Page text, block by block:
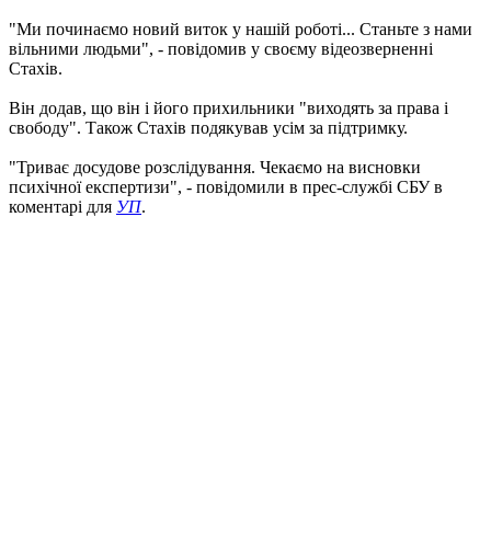
"Ми починаємо новий виток у нашій роботі... Станьте з нами
вільними людьми", - повідомив у своєму відеозверненні
Стахів.
Він додав, що він і його прихильники "виходять за права і
свободу". Також Стахів подякував усім за підтримку.
"Триває досудове розслідування. Чекаємо на висновки
психічної експертизи", - повідомили в прес-службі СБУ в
коментарі для УП.